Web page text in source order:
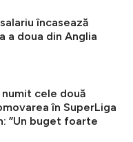
încasează
a doua din Anglia
numit cele două
în SuperLiga
”Un buget foarte